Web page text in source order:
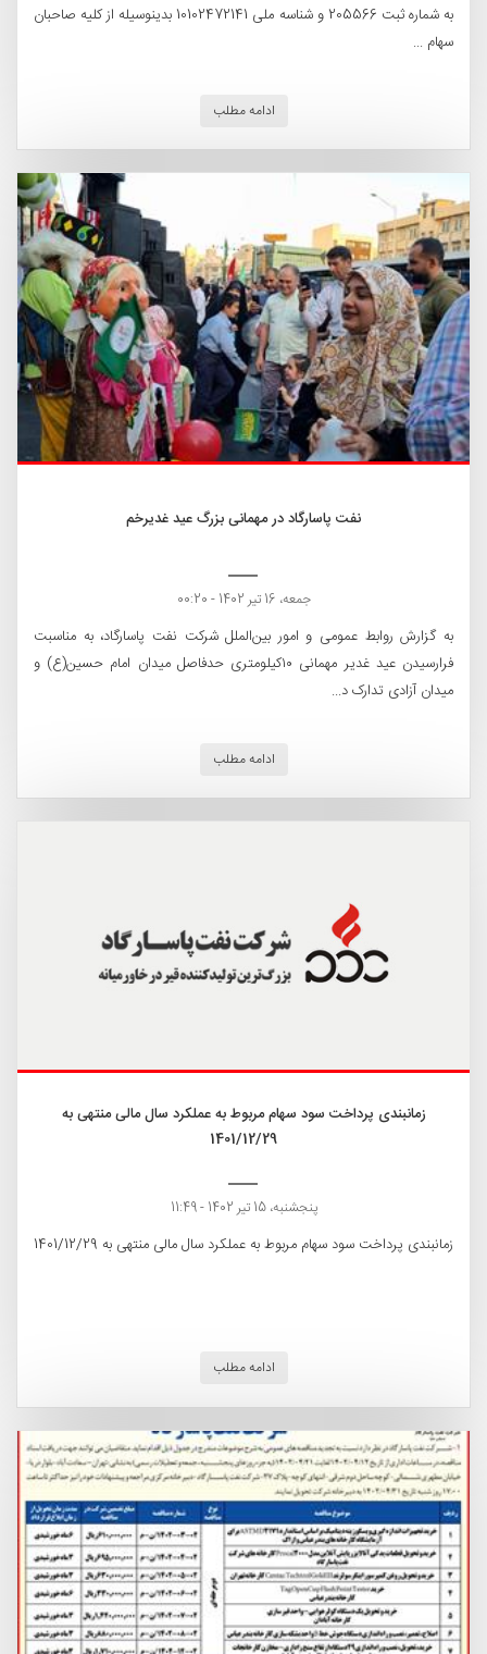
به شماره ثبت 205566 و شناسه ملی 10102472141 بدینوسیله از کلیه صاحبان
سهام ...
ادامه مطلب
نفت پاسارگاد در مهمانی بزرگ عید غدیرخم
جمعه، 16 تیر 1402 - 00:20
به گزارش روابط عمومی و امور بین‌الملل شرکت نفت پاسارگاد، به مناسبت
فرارسیدن عید غدیر مهمانی ۱۰کیلومتری حدفاصل میدان امام حسین(ع) و
میدان آزادی تدارک د...
ادامه مطلب
زمانبندی پرداخت سود سهام مربوط به عملکرد سال مالی منتهی به
1401/12/29
پنجشنبه، 15 تیر 1402 - 11:49
زمانبندی پرداخت سود سهام مربوط به عملکرد سال مالی منتهی به 1401/12/29
ادامه مطلب